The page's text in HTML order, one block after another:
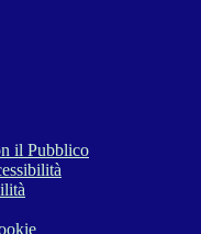
il Pubblico